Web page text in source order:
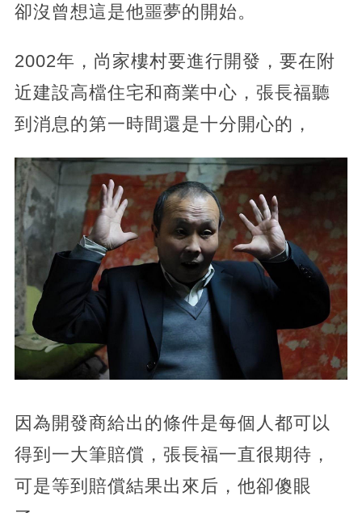
卻沒曾想這是他噩夢的開始。
2002年，尚家樓村要進行開發，要在附
近建設高檔住宅和商業中心，張長福聽
到消息的第一時間還是十分開心的，
因為開發商給出的條件是每個人都可以
得到一大筆賠償，張長福一直很期待，
可是等到賠償結果出來后，他卻傻眼